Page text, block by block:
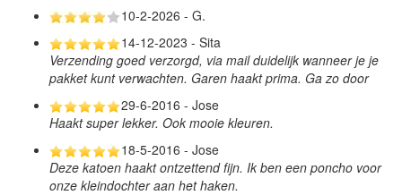
10-2-2026 - G.
14-12-2023 - Sita
Verzending goed verzorgd, via mail duidelijk wanneer je je
pakket kunt verwachten. Garen haakt prima. Ga zo door
29-6-2016 - Jose
Haakt super lekker. Ook mooie kleuren.
18-5-2016 - Jose
Deze katoen haakt ontzettend fijn. Ik ben een poncho voor
onze kleindochter aan het haken.